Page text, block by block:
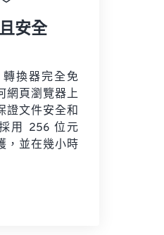
安全
轉換器完全免
網頁瀏覽器上
證文件安全和
用 256 位元
，並在幾小時